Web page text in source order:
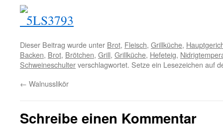
Dieser Beitrag wurde unter Brot, Fleisch, Grillküche,
Backen, Brot, Brötchen, Grill, Grillküche, Hefeteig,
Schweineschulterverschlagwortet. Setze ein Lesezeichen auf
← Walnusslikör
Schreibe einen Kommentar